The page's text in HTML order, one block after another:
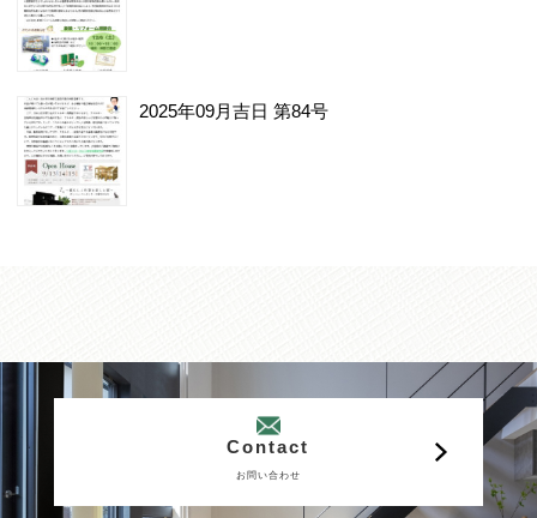
2025年09月吉日 第84号
Contact
お問い合わせ